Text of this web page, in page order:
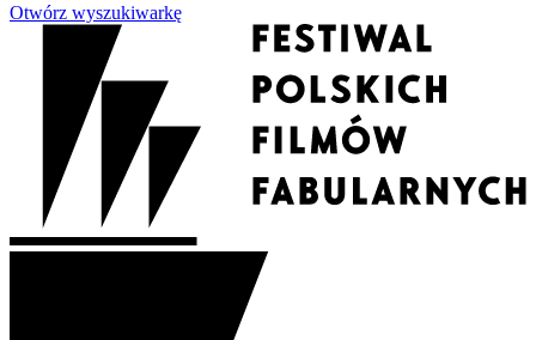
Otwórz wyszukiwarkę